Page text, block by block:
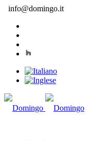
info@domingo.it